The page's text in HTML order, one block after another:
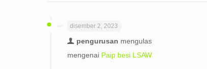
disember 2, 2023
pengurusan mengulas
mengenai Paip besi LSAW